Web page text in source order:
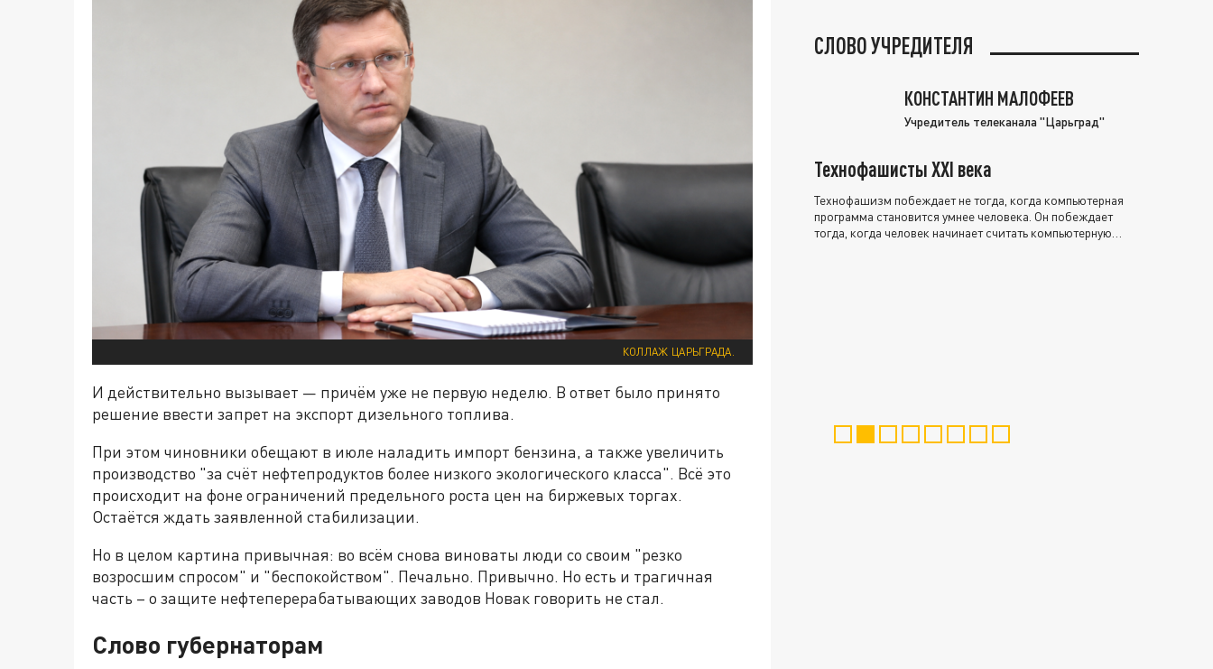
КОЛЛАЖ ЦАРЬГРАДА.
И действительно вызывает — причём уже не первую неделю. В ответ было принято
решение ввести запрет на экспорт дизельного топлива.
При этом чиновники обещают в июле наладить импорт бензина, а также увеличить
производство "за счёт нефтепродуктов более низкого экологического класса". Всё это
происходит на фоне ограничений предельного роста цен на биржевых торгах.
Остаётся ждать заявленной стабилизации.
Но в целом картина привычная: во всём снова виноваты люди со своим "резко
возросшим спросом" и "беспокойством". Печально. Привычно. Но есть и трагичная
часть – о защите нефтеперерабатывающих заводов Новак говорить не стал.
Слово губернаторам
СЛОВО УЧРЕДИТЕЛЯ
КОНСТАНТИН МАЛОФЕЕВ
Учредитель телеканала "Царьград"
Технофашисты XXI века
Технофашизм побеждает не тогда, когда компьютерная
программа становится умнее человека. Он побеждает
тогда, когда человек начинает считать компьютерную